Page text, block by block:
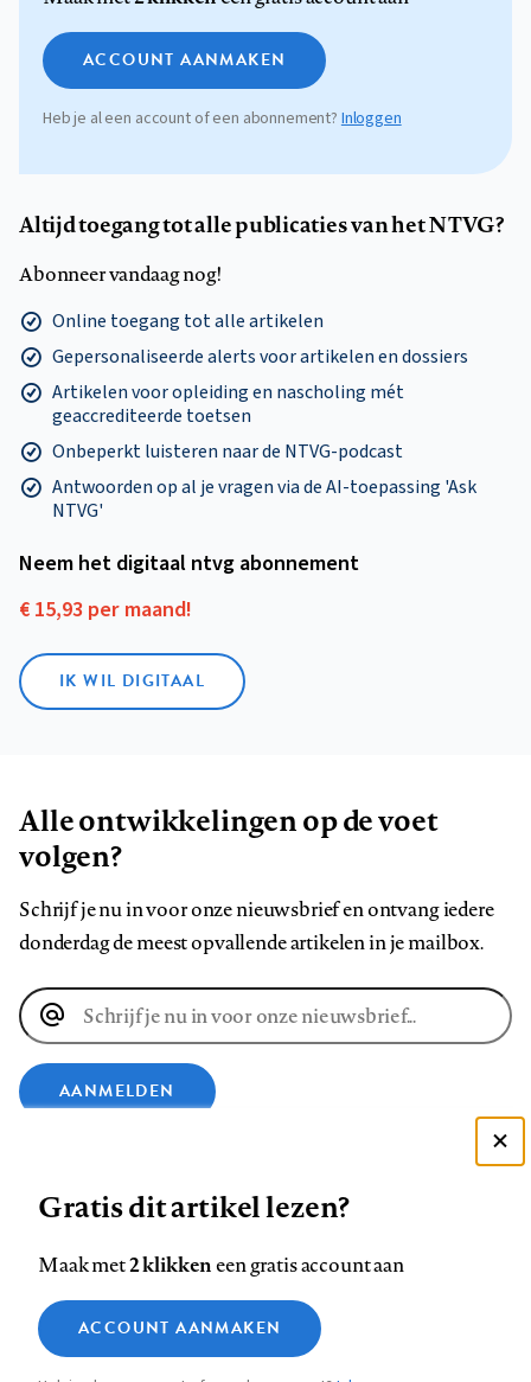
ACCOUNT AANMAKEN
Heb je al een account of een abonnement?Inloggen
Altijd toegang tot alle publicaties van het NTVG?
Abonneer vandaag nog!
Online toegang tot alle artikelen
Gepersonaliseerde alerts voor artikelen en dossiers
Artikelen voor opleiding en nascholing mét
geaccrediteerde toetsen
Onbeperkt luisteren naar de NTVG-podcast
Antwoorden op al je vragen via de AI-toepassing 'Ask
NTVG'
Neem het digitaal ntvg abonnement
€ 15,93 per maand!
IK WIL DIGITAAL
Alle ontwikkelingen op de voet
volgen?
Schrijf je nu in voor onze nieuwsbrief en ontvang iedere
donderdag de meest opvallende artikelen in je mailbox.
E-
mailadres
AANMELDEN
op
Facebook
op
LinkedIn
op
Bluesky
ons
op
InstagramYouTube
Footer
Contact Colofon Disclaimer Privacy
Medische vragen verdienen
betrouwbare antwoorden
Gratis dit artikel lezen?
Maak met2 klikkeneen gratis account aan
ACCOUNT AANMAKEN
Zie onze cookie policy
Analytische cookies